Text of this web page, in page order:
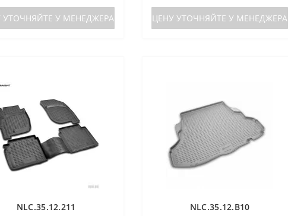
УТОЧНЯЙТЕ У МЕНЕДЖЕРА ЦЕНУ УТОЧНЯЙТЕ У МЕНЕДЖЕРА
NLC.35.12.211 NLC.35.12.B10